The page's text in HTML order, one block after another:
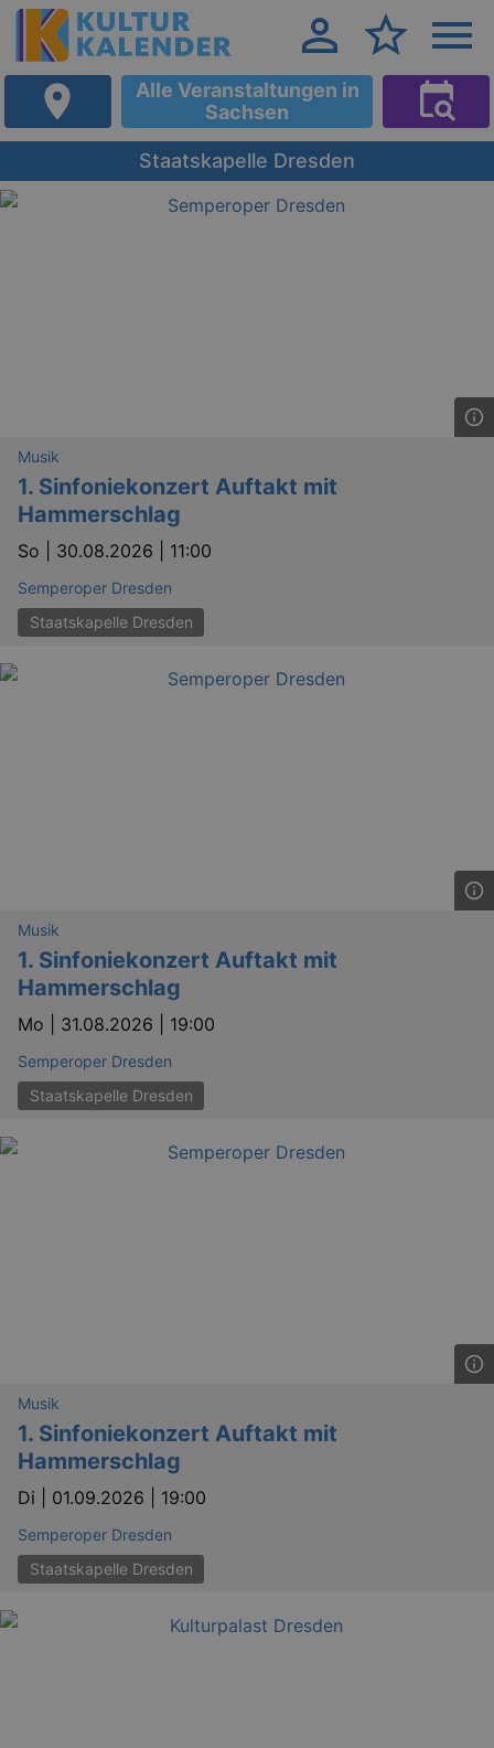
Alle Veranstaltungen in
Sachsen
Staatskapelle Dresden
Musik
1. Sinfoniekonzert Auftakt mit
Hammerschlag
So | 30.08.2026 | 11:00
Semperoper Dresden
Staatskapelle Dresden
Musik
1. Sinfoniekonzert Auftakt mit
Hammerschlag
Mo | 31.08.2026 | 19:00
Semperoper Dresden
Staatskapelle Dresden
Musik
1. Sinfoniekonzert Auftakt mit
Hammerschlag
Di | 01.09.2026 | 19:00
Semperoper Dresden
Staatskapelle Dresden